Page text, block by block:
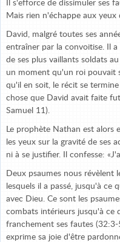
Il s'efforce de dissimuler ses
Mais rien n'échappe aux yeux
David, malgré toutes ses
entraîner par la convoitise. Il
de ses plus vaillants soldats
un moment qu'un roi pouvait
qu'il en soit, le récit se
chose que David avait faite
Samuel 11).
Le prophète Nathan est alors
les yeux sur la gravité de ses
ni à se justifier. Il confesse:
Deux psaumes nous révèlent
lesquels il a passé, jusqu'à
avec Dieu. Ce sont les
combats intérieurs jusqu'à ce
franchement ses fautes (32:3-
exprime sa joie d'être